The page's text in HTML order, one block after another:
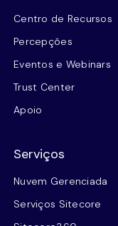
Centro de Recursos
Percepções
Eventos e Webinars
Trust Center
Apoio
Serviços
Nuvem Gerenciada
Serviços Sitecore